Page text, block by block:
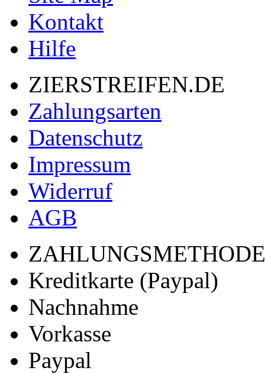
Kontakt
Hilfe
ZIERSTREIFEN.DE
Zahlungsarten
Datenschutz
Impressum
Widerruf
AGB
Kreditkarte (Paypal)
Nachnahme
Vorkasse
Paypal